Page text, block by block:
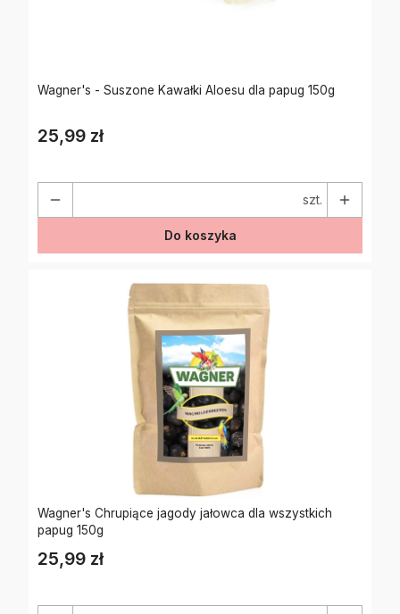
Wagner's - Suszone Kawałki Aloesu dla papug 150g
Cena
25,99 zł
szt.
Do koszyka
Wagner's Chrupiące jagody jałowca dla wszystkich
papug 150g
Cena
25,99 zł